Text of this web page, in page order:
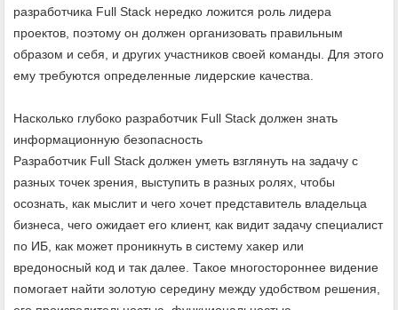
разработчика Full Stack нередко ложится роль лидера
проектов, поэтому он должен организовать правильным
образом и себя, и других участников своей команды. Для этого
ему требуются определенные лидерские качества.
Насколько глубоко разработчик Full Stack должен знать
информационную безопасность
Разработчик Full Stack должен уметь взглянуть на задачу с
разных точек зрения, выступить в разных ролях, чтобы
осознать, как мыслит и чего хочет представитель владельца
бизнеса, чего ожидает его клиент, как видит задачу специалист
по ИБ, как может проникнуть в систему хакер или
вредоносный код и так далее. Такое многостороннее видение
помогает найти золотую середину между удобством решения,